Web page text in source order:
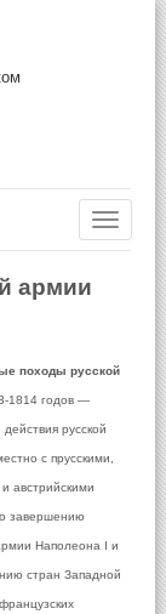
армии
походы русской
1814 годов —
русской
с прусскими,
австрийскими
завершению
Наполеона I и
стран Западной